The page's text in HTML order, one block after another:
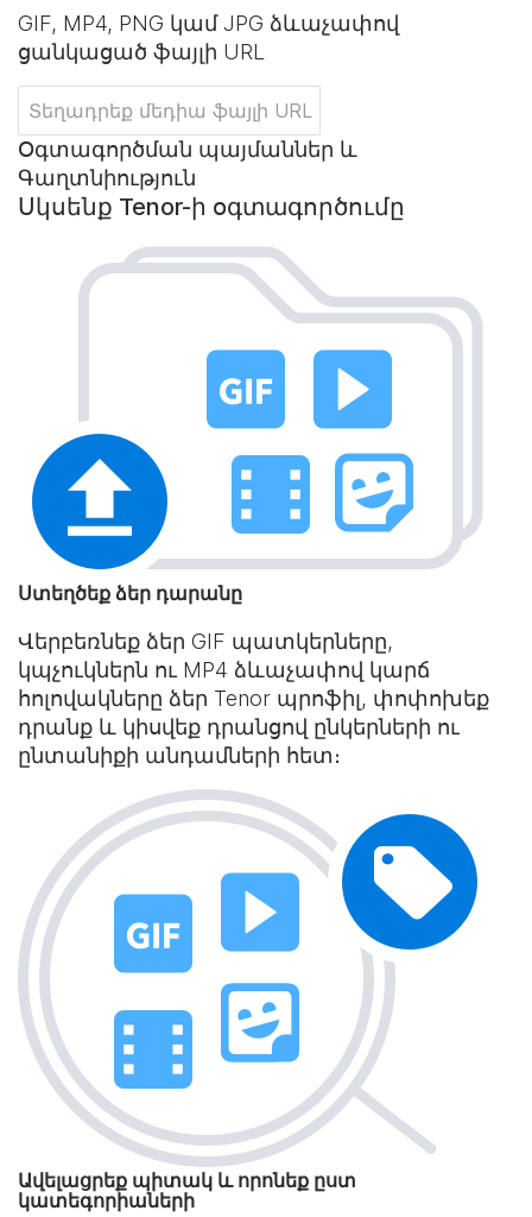
GIF, MP4, PNG կամ JPG ձևաչափով
ցանկացած ֆայլի URL
Օգտագործման պայմաններ և
Գաղտնիություն
Սկսենք Tenor-ի օգտագործումը
Ստեղծեք ձեր դարանը
Վերբեռնեք ձեր GIF պատկերները,
կպչուկներն ու MP4 ձևաչափով կարճ
հոլովակները ձեր Tenor պրոֆիլ, փոփոխեք
դրանք և կիսվեք դրանցով ընկերների ու
ընտանիքի անդամների հետ։
Ավելացրեք պիտակ և որոնեք ըստ
կատեգորիաների